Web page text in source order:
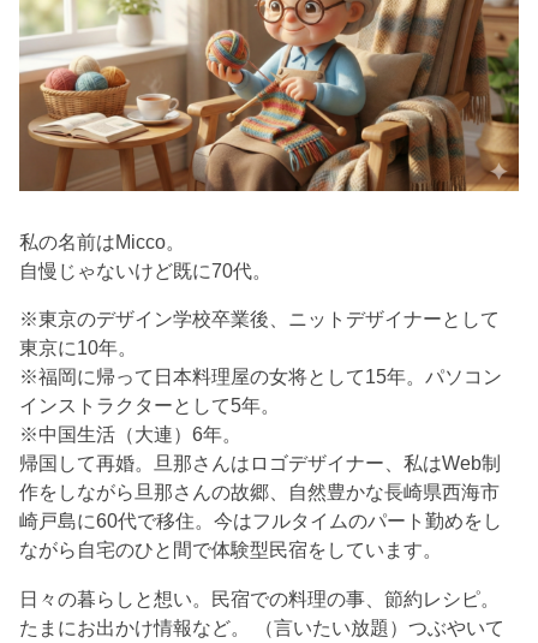
私の名前はMicco。
自慢じゃないけど既に70代。
※東京のデザイン学校卒業後、ニットデザイナーとして
東京に10年。
※福岡に帰って日本料理屋の女将として15年。パソコン
インストラクターとして5年。
※中国生活（大連）6年。
帰国して再婚。旦那さんはロゴデザイナー、私はWeb制
作をしながら旦那さんの故郷、自然豊かな長崎県西海市
崎戸島に60代で移住。今はフルタイムのパート勤めをし
ながら自宅のひと間で体験型民宿をしています。
日々の暮らしと想い。民宿での料理の事、節約レシピ。
たまにお出かけ情報など。 （言いたい放題）つぶやいて